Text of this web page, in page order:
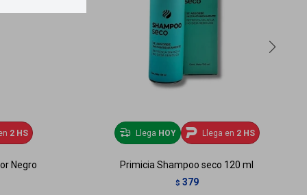
2 HS
Negro
Llega HOY Llega en 2 HS
Primicia Shampoo seco 120 ml
$ 379